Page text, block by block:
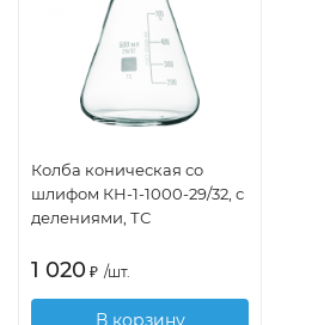
Колба коническая со
шлифом КН-1-1000-29/32, с
делениями, ТС
1 020 ₽ /шт.
В корзину